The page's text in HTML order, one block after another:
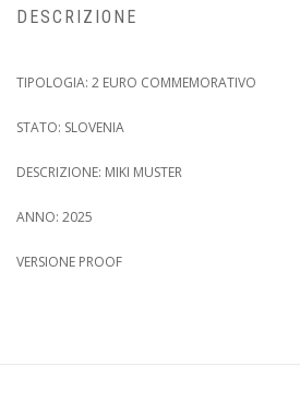
DESCRIZIONE
TIPOLOGIA: 2 EURO COMMEMORATIVO
STATO: SLOVENIA
DESCRIZIONE: MIKI MUSTER
ANNO: 2025
VERSIONE PROOF